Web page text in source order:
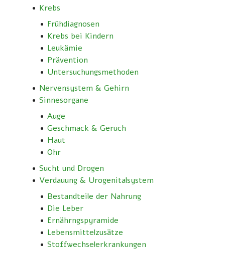
Krebs
Frühdiagnosen
Krebs bei Kindern
Leukämie
Prävention
Untersuchungsmethoden
Nervensystem & Gehirn
Sinnesorgane
Auge
Geschmack & Geruch
Haut
Ohr
Sucht und Drogen
Verdauung & Urogenitalsystem
Bestandteile der Nahrung
Die Leber
Ernährngspyramide
Lebensmittelzusätze
Stoffwechselerkrankungen